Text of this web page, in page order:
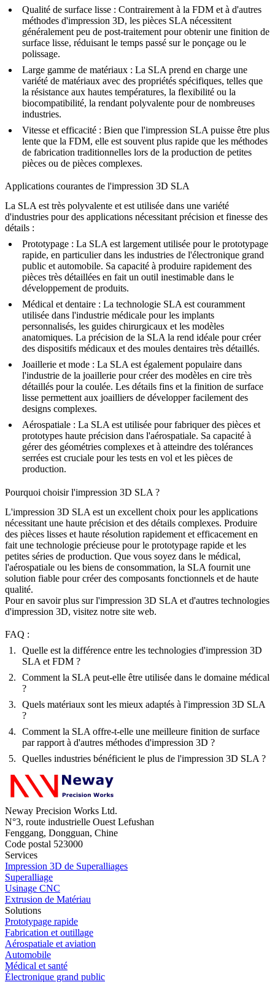
Qualité de surface lisse : Contrairement à la FDM et à d'autres
méthodes d'impression 3D, les pièces SLA nécessitent
généralement peu de post-traitement pour obtenir une finition de
surface lisse, réduisant le temps passé sur le ponçage ou le
polissage.
Large gamme de matériaux : La SLA prend en charge une
variété de matériaux avec des propriétés spécifiques, telles que
la résistance aux hautes températures, la flexibilité ou la
biocompatibilité, la rendant polyvalente pour de nombreuses
industries.
Vitesse et efficacité : Bien que l'impression SLA puisse être plus
lente que la FDM, elle est souvent plus rapide que les méthodes
de fabrication traditionnelles lors de la production de petites
pièces ou de pièces complexes.
Applications courantes de l'impression 3D SLA
La SLA est très polyvalente et est utilisée dans une variété
d'industries pour des applications nécessitant précision et finesse des
détails :
Prototypage : La SLA est largement utilisée pour le prototypage
rapide, en particulier dans les industries de l'électronique grand
public et automobile. Sa capacité à produire rapidement des
pièces très détaillées en fait un outil inestimable dans le
développement de produits.
Médical et dentaire : La technologie SLA est couramment
utilisée dans l'industrie médicale pour les implants
personnalisés, les guides chirurgicaux et les modèles
anatomiques. La précision de la SLA la rend idéale pour créer
des dispositifs médicaux et des moules dentaires très détaillés.
Joaillerie et mode : La SLA est également populaire dans
l'industrie de la joaillerie pour créer des modèles en cire très
détaillés pour la coulée. Les détails fins et la finition de surface
lisse permettent aux joailliers de développer facilement des
designs complexes.
Aérospatiale : La SLA est utilisée pour fabriquer des pièces et
prototypes haute précision dans l'aérospatiale. Sa capacité à
gérer des géométries complexes et à atteindre des tolérances
serrées est cruciale pour les tests en vol et les pièces de
production.
Pourquoi choisir l'impression 3D SLA ?
L'impression 3D SLA est un excellent choix pour les applications
nécessitant une haute précision et des détails complexes. Produire
des pièces lisses et haute résolution rapidement et efficacement en
fait une technologie précieuse pour le prototypage rapide et les
petites séries de production. Que vous soyez dans le médical,
l'aérospatiale ou les biens de consommation, la SLA fournit une
solution fiable pour créer des composants fonctionnels et de haute
qualité.
Pour en savoir plus sur l'impression 3D SLA et d'autres technologies
d'impression 3D, visitez notre site web.
FAQ :
Quelle est la différence entre les technologies d'impression 3D
SLA et FDM ?
Comment la SLA peut-elle être utilisée dans le domaine médical
?
Quels matériaux sont les mieux adaptés à l'impression 3D SLA
?
Comment la SLA offre-t-elle une meilleure finition de surface
par rapport à d'autres méthodes d'impression 3D ?
Quelles industries bénéficient le plus de l'impression 3D SLA ?
Neway Precision Works Ltd.
N°3, route industrielle Ouest Lefushan
Fenggang, Dongguan, Chine
Code postal 523000
Services
Impression 3D de Superalliages
Superalliage
Usinage CNC
Extrusion de Matériau
Solutions
Prototypage rapide
Fabrication et outillage
Aérospatiale et aviation
Automobile
Médical et santé
Électronique grand public